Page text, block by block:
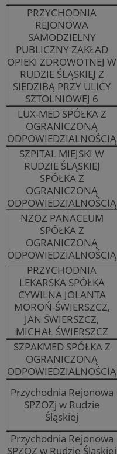
PRZYCHODNIA
REJONOWA
SAMODZIELNY
PUBLICZNY ZAKŁAD
OPIEKI ZDROWOTNEJ W
RUDZIE ŚLĄSKIEJ Z
SIEDZIBĄ PRZY ULICY
SZTOLNIOWEJ 6
LUX-MED SPÓŁKA Z
OGRANICZONĄ
ODPOWIEDZIALNOŚCIĄ
SZPITAL MIEJSKI W
RUDZIE ŚLĄSKIEJ
SPÓŁKA Z
OGRANICZONĄ
ODPOWIEDZIALNOŚCIĄ
NZOZ PANACEUM
SPÓŁKA Z
OGRANICZONĄ
ODPOWIEDZIALNOŚCIĄ
PRZYCHODNIA
LEKARSKA SPÓŁKA
CYWILNA JOLANTA
MOROŃ-ŚWIERSZCZ,
JAN ŚWIERSZCZ,
MICHAŁ ŚWIERSZCZ
SZPAKMED SPÓŁKA Z
OGRANICZONĄ
ODPOWIEDZIALNOŚCIĄ
Przychodnia Rejonowa
SPZOZj w Rudzie
Śląskiej
Przychodnia Rejonowa
SPZOZ w Rudzie Śląskiej